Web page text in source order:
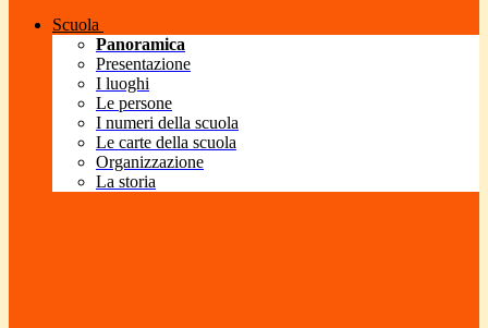
Scuola
Panoramica
Presentazione
I luoghi
Le persone
I numeri della scuola
Le carte della scuola
Organizzazione
La storia